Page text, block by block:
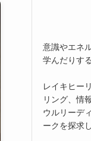
意識やエネ
学んだりす
レイキヒー
リング、情
ウルリーデ
ークを探求